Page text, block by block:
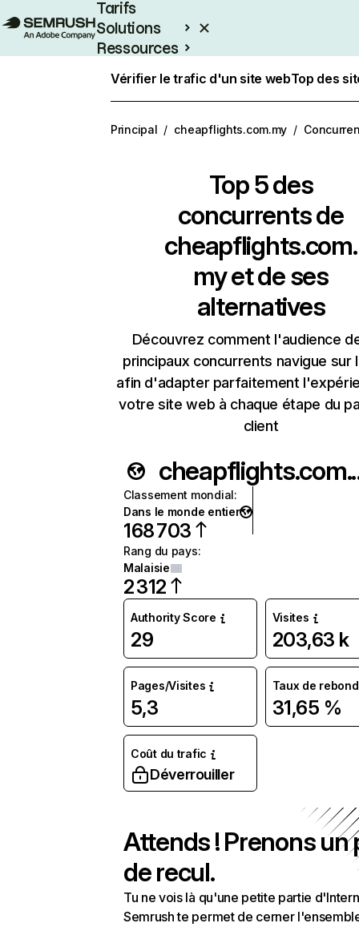
Tarifs
Solutions
Ressources
Vérifier le trafic d'un site webTop des
Principal / cheapflights.com.my /
Top 5 des
concurrents de
cheapflights.com.
my et de ses
alternatives
Découvrez comment l'audience
principaux concurrents navigue sur
afin d'adapter parfaitement
votre site web à chaque étape du
client
Classement mondial:
Dans le monde entier
168 703
Rang du pays:
Malaisie
2 312
Authority Score
29
Visites
203,63 k
Pages/Visites
5,3
Taux de rebond
31,65 %
Coût du trafic
Déverrouiller
Attends ! Prenons un
de recul.
Tu ne vois là qu'une petite partie
Semrush te permet de cerner